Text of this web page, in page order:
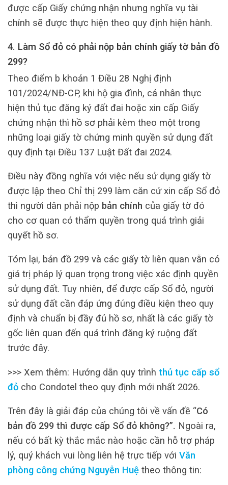
được cấp Giấy chứng nhận nhưng nghĩa vụ tài
chính sẽ được thực hiện theo quy định hiện hành.
4. Làm Sổ đỏ có phải nộp bản chính giấy tờ bản đồ
299?
Theo điểm b khoản 1 Điều 28 Nghị định
101/2024/NĐ-CP, khi hộ gia đình, cá nhân thực
hiện thủ tục đăng ký đất đai hoặc xin cấp Giấy
chứng nhận thì hồ sơ phải kèm theo một trong
những loại giấy tờ chứng minh quyền sử dụng đất
quy định tại Điều 137 Luật Đất đai 2024.
Điều này đồng nghĩa với việc nếu sử dụng giấy tờ
được lập theo Chỉ thị 299 làm căn cứ xin cấp Sổ đỏ
thì người dân phải nộp bản chính của giấy tờ đó
cho cơ quan có thẩm quyền trong quá trình giải
quyết hồ sơ.
Tóm lại, bản đồ 299 và các giấy tờ liên quan vẫn có
giá trị pháp lý quan trọng trong việc xác định quyền
sử dụng đất. Tuy nhiên, để được cấp Sổ đỏ, người
sử dụng đất cần đáp ứng đúng điều kiện theo quy
định và chuẩn bị đầy đủ hồ sơ, nhất là các giấy tờ
gốc liên quan đến quá trình đăng ký ruộng đất
trước đây.
>>> Xem thêm: Hướng dẫn quy trình thủ tục cấp sổ
đỏ cho Condotel theo quy định mới nhất 2026.
Trên đây là giải đáp của chúng tôi về vấn đề “Có
bản đồ 299 thì được cấp Sổ đỏ không?”. Ngoài ra,
nếu có bất kỳ thắc mắc nào hoặc cần hỗ trợ pháp
lý, quý khách vui lòng liên hệ trực tiếp với Văn
phòng công chứng Nguyễn Huệ theo thông tin: